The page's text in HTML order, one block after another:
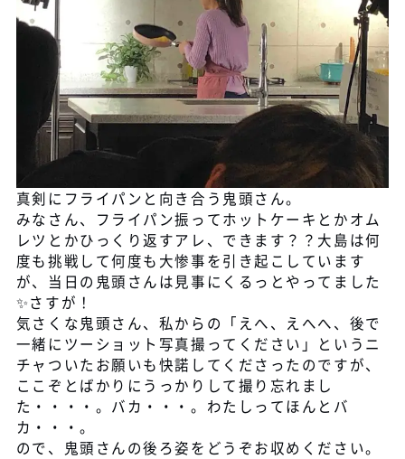
真剣にフライパンと向き合う鬼頭さん。
みなさん、フライパン振ってホットケーキとかオム
レツとかひっくり返すアレ、できます？？大島は何
度も挑戦して何度も大惨事を引き起こしています
が、当日の鬼頭さんは見事にくるっとやってました
✨さすが！
気さくな鬼頭さん、私からの「えへ、えへへ、後で
一緒にツーショット写真撮ってください」というニ
チャついたお願いも快諾してくださったのですが、
ここぞとばかりにうっかりして撮り忘れまし
た・・・・。バカ・・・。わたしってほんとバ
カ・・・。
ので、鬼頭さんの後ろ姿をどうぞお収めください。